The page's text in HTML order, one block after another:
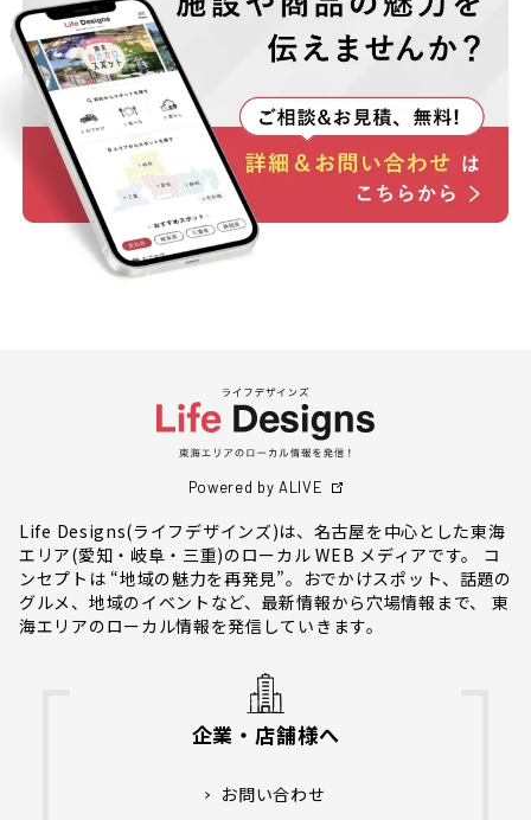
Powered by ALIVE
Life Designs(ライフデザインズ)は、名古屋を中心とした東海
エリア(愛知・岐阜・三重)のローカル WEB メディアです。 コ
ンセプトは “地域の魅力を再発見”。おでかけスポット、話題の
グルメ、地域のイベントなど、最新情報から穴場情報まで、 東
海エリアのローカル情報を発信していきます。
企業・店舗様へ
お問い合わせ